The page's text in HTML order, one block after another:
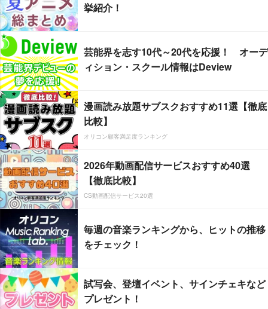
挙紹介！
芸能界を志す10代～20代を応援！ オーデ
ィション・スクール情報はDeview
漫画読み放題サブスクおすすめ11選【徹底
比較】
オリコン顧客満足度ランキング
2026年動画配信サービスおすすめ40選
【徹底比較】
CS動画配信サービス20選
毎週の音楽ランキングから、ヒットの推移
をチェック！
試写会、登壇イベント、サインチェキなど
プレゼント！